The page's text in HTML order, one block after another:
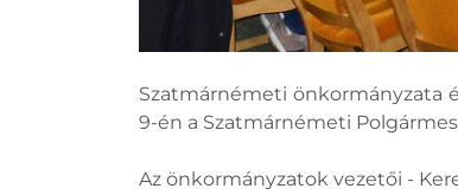
Szatmárnémeti önkormányzata
9-én a Szatmárnémeti
Az önkormányzatok vezetői -